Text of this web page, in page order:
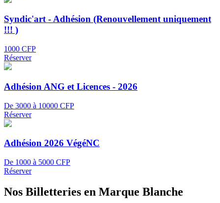
Syndic'art - Adhésion (Renouvellement uniquement
!!! )
1000 CFP
Réserver
Adhésion ANG et Licences - 2026
De 3000 à 10000 CFP
Réserver
Adhésion 2026 VégéNC
De 1000 à 5000 CFP
Réserver
Nos Billetteries en Marque Blanche